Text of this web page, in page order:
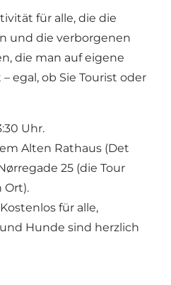
für alle, die die
und die verborgenen
die man auf eigene
egal, ob Sie Tourist oder
Uhr.
Alten Rathaus (Det
25 (die Tour
Ort).
Kostenlos für alle,
Hunde sind herzlich